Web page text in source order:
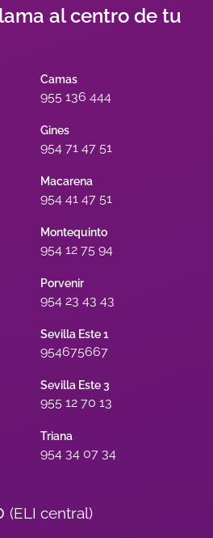
al centro de tu
Camas
955 136 444
Gines
954 71 47 51
Macarena
954 41 47 51
Montequinto
954 12 75 94
Porvenir
954 23 43 43
Sevilla Este 1
954675667
Sevilla Este 3
955 12 70 13
Triana
954 34 07 34
(ELI central)